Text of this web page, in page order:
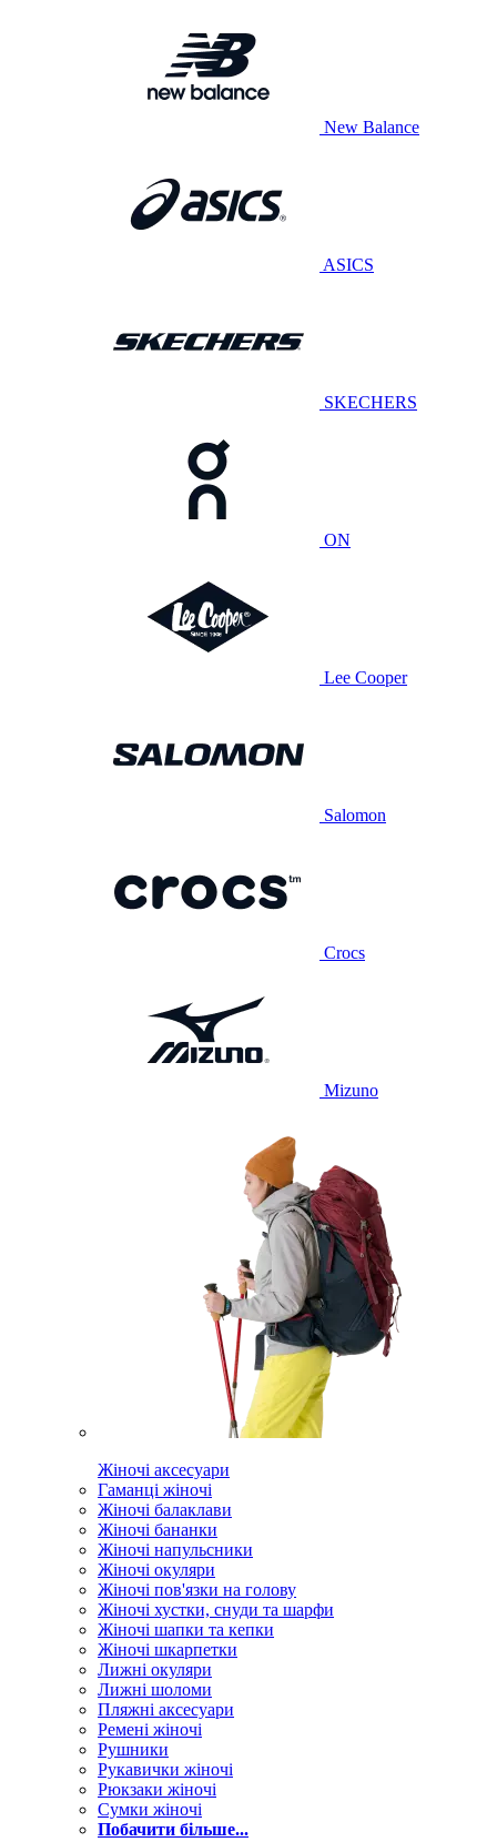
New Balance
ASICS
SKECHERS
ON
Lee Cooper
Salomon
Crocs
Mizuno
Жіночі аксесуари
Гаманці жіночі
Жіночі балаклави
Жіночі бананки
Жіночі напульсники
Жіночі окуляри
Жіночі пов'язки на голову
Жіночі хустки, снуди та шарфи
Жіночі шапки та кепки
Жіночі шкарпетки
Лижні окуляри
Лижні шоломи
Пляжні аксесуари
Ремені жіночі
Рушники
Рукавички жіночі
Рюкзаки жіночі
Сумки жіночі
Побачити більше...